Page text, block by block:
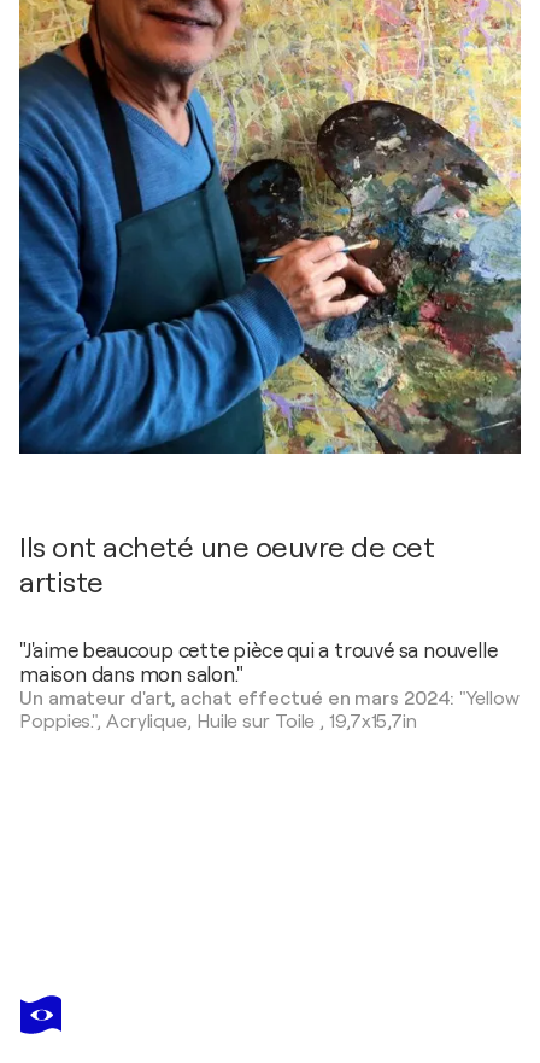
Ils ont acheté une oeuvre de cet
artiste
"J'aime beaucoup cette pièce qui a trouvé sa nouvelle
maison dans mon salon."
Un amateur d'art, achat effectué en mars 2024: "Yellow
Poppies.", Acrylique, Huile sur Toile ,19,7x15,7in
RAKHMET
REDZHEPOV